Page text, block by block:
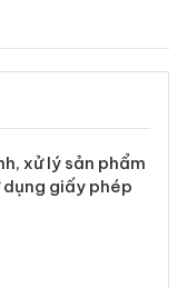
xử lý sản phẩm
dụng giấy phép